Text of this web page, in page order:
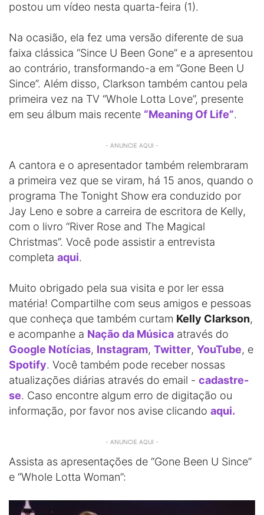
postou um vídeo nesta quarta-feira (1).
Na ocasião, ela fez uma versão diferente de sua
faixa clássica “Since U Been Gone” e a apresentou
ao contrário, transformando-a em “Gone Been U
Since”. Além disso, Clarkson também cantou pela
primeira vez na TV “Whole Lotta Love”, presente
em seu álbum mais recente “Meaning Of Life”.
- ANUNCIE AQUI -
A cantora e o apresentador também relembraram
a primeira vez que se viram, há 15 anos, quando o
programa The Tonight Show era conduzido por
Jay Leno e sobre a carreira de escritora de Kelly,
com o livro “River Rose and The Magical
Christmas”. Você pode assistir a entrevista
completa aqui.
Muito obrigado pela sua visita e por ler essa
matéria! Compartilhe com seus amigos e pessoas
que conheça que também curtam Kelly Clarkson,
e acompanhe a Nação da Música através do
Google Notícias, Instagram, Twitter, YouTube, e
Spotify. Você também pode receber nossas
atualizações diárias através do email - cadastre-
se. Caso encontre algum erro de digitação ou
informação, por favor nos avise clicando aqui.
- ANUNCIE AQUI -
Assista as apresentações de “Gone Been U Since”
e “Whole Lotta Woman”: